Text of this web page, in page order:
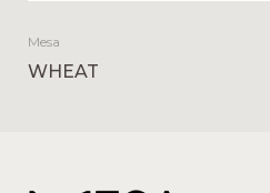
Mesa
WHEAT